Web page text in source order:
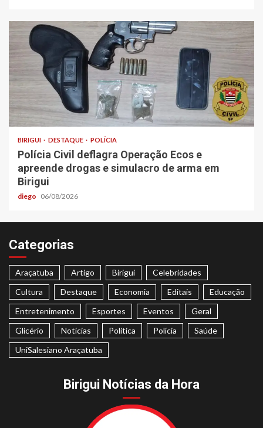
BIRIGUI DESTAQUE POLÍCIA
Polícia Civil deflagra Operação Ecos e
apreende drogas e simulacro de arma em
Birigui
diego 06/08/2026
Categorias
Araçatuba Artigo Birigui
Celebridades
Cultura
Destaque Economia Editais
Educação
Entretenimento
Esportes Eventos
Geral
Glicério
Notícias Politica Polícia
Saúde
UniSalesiano Araçatuba
Birigui Notícias da Hora